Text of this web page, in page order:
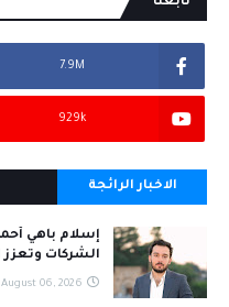
تابعنا
7.9M
929k
الاخبار الرائجة
إسلام باهي
الشركات وتعزز
August 06, 2026